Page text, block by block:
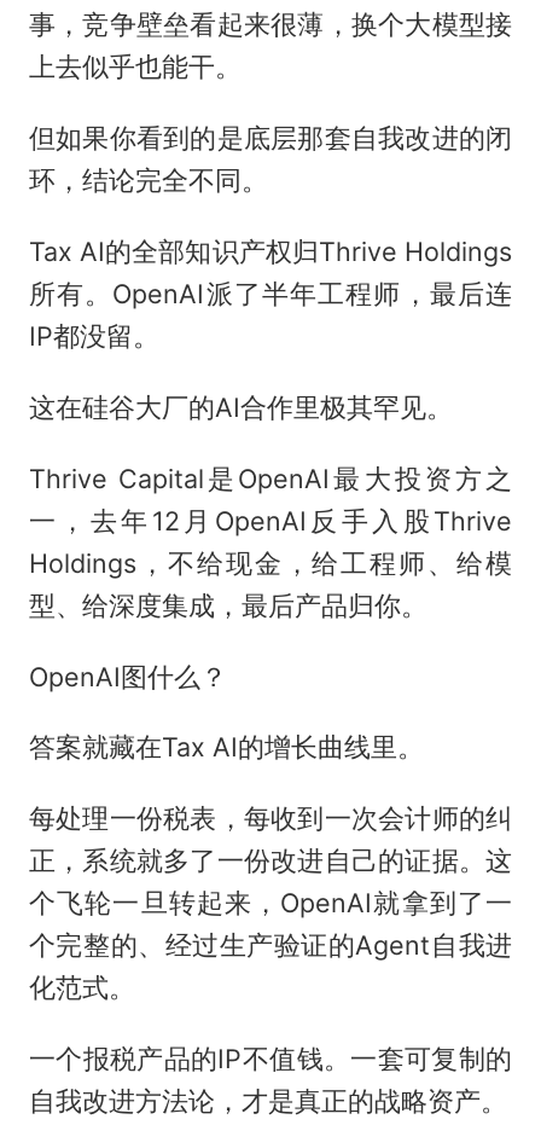
事，竞争壁垒看起来很薄，换个大模型接
上去似乎也能干。
但如果你看到的是底层那套自我改进的闭
环，结论完全不同。
Tax AI的全部知识产权归Thrive Holdings
所有。OpenAI派了半年工程师，最后连
IP都没留。
这在硅谷大厂的AI合作里极其罕见。
Thrive Capital是OpenAI最大投资方之
一，去年12月OpenAI反手入股Thrive
Holdings，不给现金，给工程师、给模
型、给深度集成，最后产品归你。
OpenAI图什么？
答案就藏在Tax AI的增长曲线里。
每处理一份税表，每收到一次会计师的纠
正，系统就多了一份改进自己的证据。这
个飞轮一旦转起来，OpenAI就拿到了一
个完整的、经过生产验证的Agent自我进
化范式。
一个报税产品的IP不值钱。一套可复制的
自我改进方法论，才是真正的战略资产。